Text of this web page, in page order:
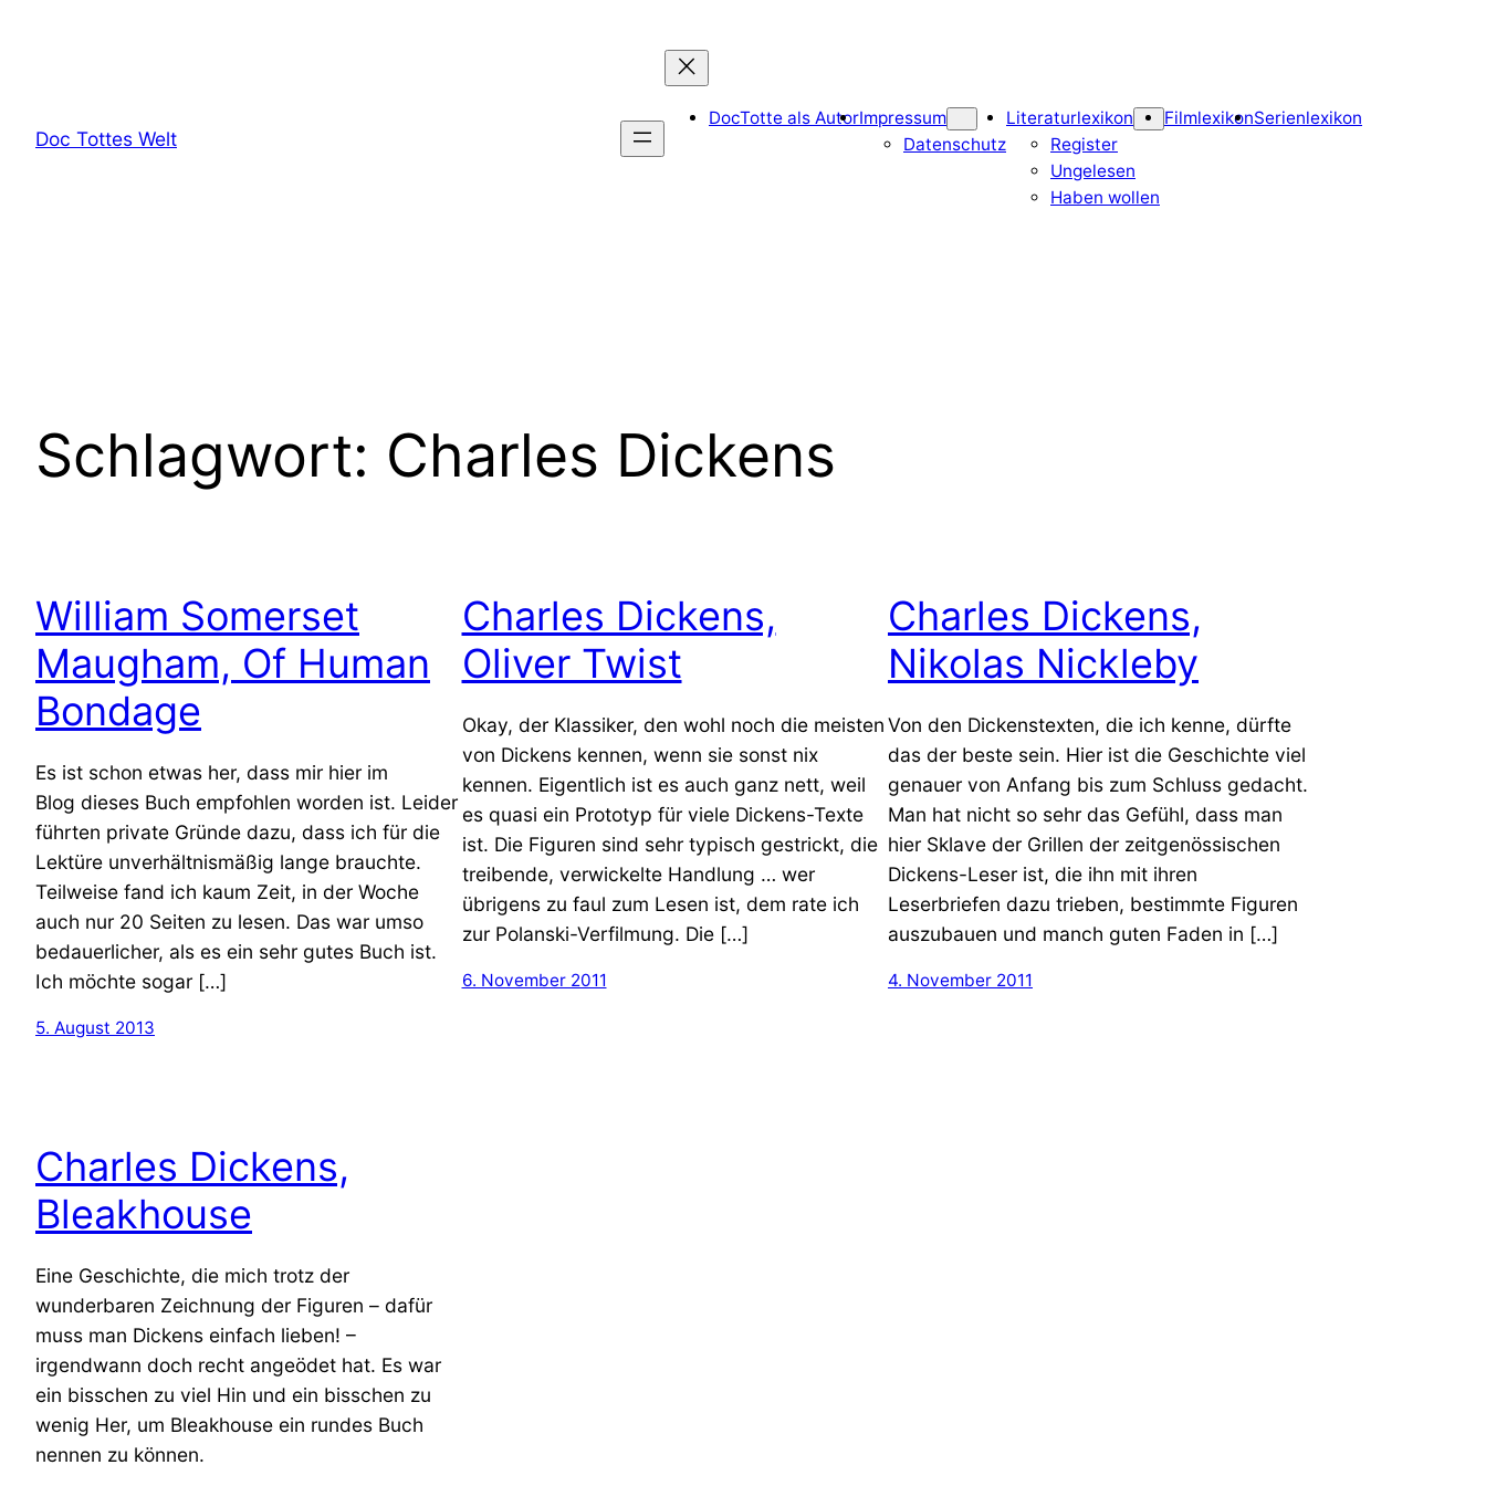
Doc Tottes Welt
DocTotte als AutorImpressum
Datenschutz
Literaturlexikon
Register
Ungelesen
Haben wollen
FilmlexikonSerienlexikon
Schlagwort: Charles Dickens
William Somerset
Maugham, Of Human
Bondage
Es ist schon etwas her, dass mir hier im
Blog dieses Buch empfohlen worden ist. Leider
führten private Gründe dazu, dass ich für die
Lektüre unverhältnismäßig lange brauchte.
Teilweise fand ich kaum Zeit, in der Woche
auch nur 20 Seiten zu lesen. Das war umso
bedauerlicher, als es ein sehr gutes Buch ist.
Ich möchte sogar […]
5. August 2013
Charles Dickens,
Oliver Twist
Okay, der Klassiker, den wohl noch die meisten
von Dickens kennen, wenn sie sonst nix
kennen. Eigentlich ist es auch ganz nett, weil
es quasi ein Prototyp für viele Dickens-Texte
ist. Die Figuren sind sehr typisch gestrickt, die
treibende, verwickelte Handlung … wer
übrigens zu faul zum Lesen ist, dem rate ich
zur Polanski-Verfilmung. Die […]
6. November 2011
Charles Dickens,
Nikolas Nickleby
Von den Dickenstexten, die ich kenne, dürfte
das der beste sein. Hier ist die Geschichte viel
genauer von Anfang bis zum Schluss gedacht.
Man hat nicht so sehr das Gefühl, dass man
hier Sklave der Grillen der zeitgenössischen
Dickens-Leser ist, die ihn mit ihren
Leserbriefen dazu trieben, bestimmte Figuren
auszubauen und manch guten Faden in […]
4. November 2011
Charles Dickens,
Bleakhouse
Eine Geschichte, die mich trotz der
wunderbaren Zeichnung der Figuren – dafür
muss man Dickens einfach lieben! –
irgendwann doch recht angeödet hat. Es war
ein bisschen zu viel Hin und ein bisschen zu
wenig Her, um Bleakhouse ein rundes Buch
nennen zu können.